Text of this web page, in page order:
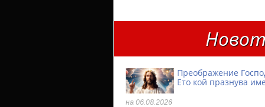
Преображение
Ето кой празнува
на 06.08.2026